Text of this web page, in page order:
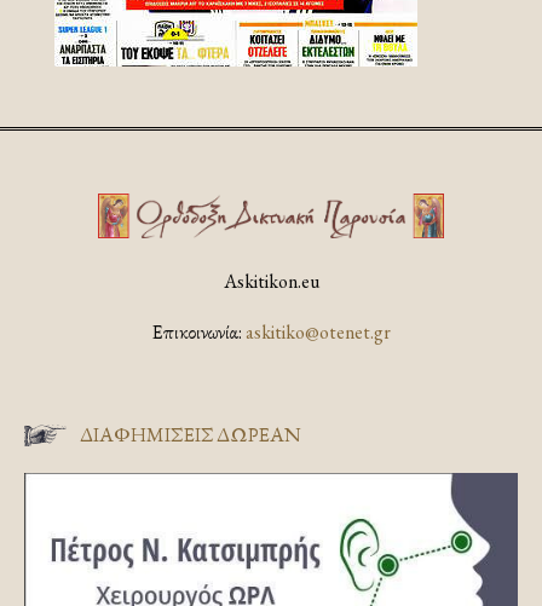
Askitikon.eu
Επικοινωνία:askitiko@otenet.gr
ΔΙΑΦΗΜΊΣΕΙΣ ΔΩΡΕΆΝ